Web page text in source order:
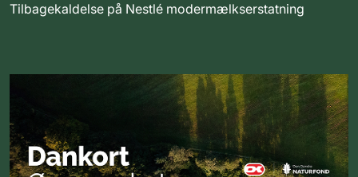
Tilbagekaldelse på Nestlé modermælkserstatning